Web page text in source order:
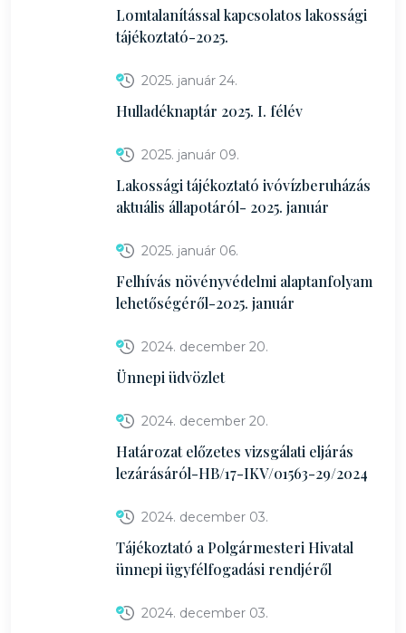
Lomtalanítással kapcsolatos lakossági
tájékoztató-2025.
2025. január 24.
Hulladéknaptár 2025. I. félév
2025. január 09.
Lakossági tájékoztató ivóvízberuházás
aktuális állapotáról- 2025. január
2025. január 06.
Felhívás növényvédelmi alaptanfolyam
lehetőségéről-2025. január
2024. december 20.
Ünnepi üdvözlet
2024. december 20.
Határozat előzetes vizsgálati eljárás
lezárásáról-HB/17-IKV/01563-29/2024
2024. december 03.
Tájékoztató a Polgármesteri Hivatal
ünnepi ügyfélfogadási rendjéről
2024. december 03.